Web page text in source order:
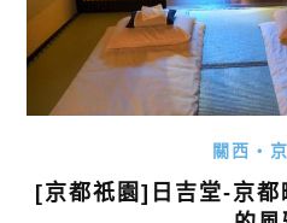
關西・
[京都祇園]日吉堂-京